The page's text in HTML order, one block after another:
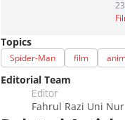
Topics
Spider-Man film
Editorial Team
Editor
Fahrul Razi Uni